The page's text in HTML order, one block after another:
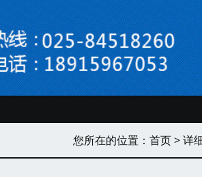
您所在的位置： 首页> 详